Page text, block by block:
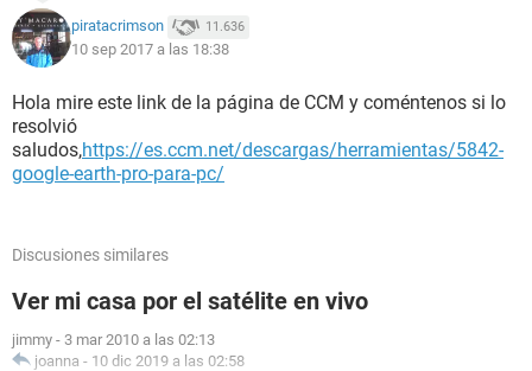
piratacrimson 11.636
10 sep 2017 a las 18:38
Hola mire este link de la página de CCM y coméntenos si lo
resolvió
saludos,https://es.ccm.net/descargas/herramientas/5842-
google-earth-pro-para-pc/
Discusiones similares
Ver mi casa por el satélite en vivo
jimmy - 3 mar 2010 a las 02:13
joanna - 10 dic 2019 a las 02:58